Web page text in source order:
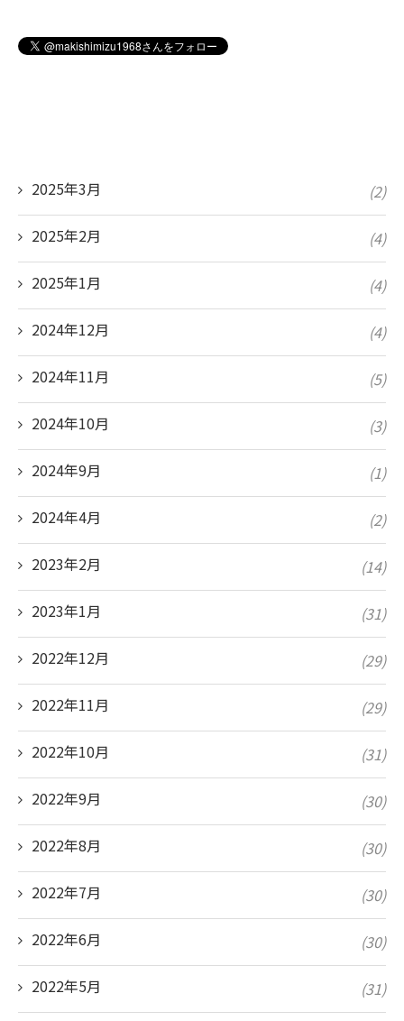
2025年3月 (2)
2025年2月 (4)
2025年1月 (4)
2024年12月 (4)
2024年11月 (5)
2024年10月 (3)
2024年9月 (1)
2024年4月 (2)
2023年2月 (14)
2023年1月 (31)
2022年12月 (29)
2022年11月 (29)
2022年10月 (31)
2022年9月 (30)
2022年8月 (30)
2022年7月 (30)
2022年6月 (30)
2022年5月 (31)